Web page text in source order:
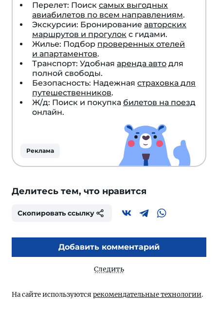
Перелет: Поиск самых выгодных
авиабилетов по всем направлениям.
Экскурсии: Бронирование авторских
маршрутов и прогулок с гидами.
Жилье: Подбор проверенных отелей
и апартаментов.
Транспорт: Удобная аренда авто для
полной свободы.
Безопасность: Надежная страховка для
путешественников.
Ж/д: Поиск и покупка билетов на поезд
онлайн.
Реклама
Делитесь тем, что нравится
Скопировать ссылку
Добавить комментарий
Следить
На сайте используются рекомендательные технологии.